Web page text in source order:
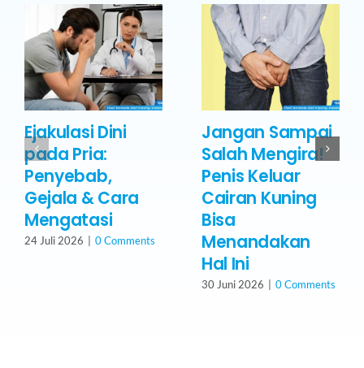
Ejakulasi Dini
pada Pria:
Penyebab,
Gejala & Cara
Mengatasi
24 Juli 2026 0 Comments
Jangan Sampai
Salah Mengira!
Penis Keluar
Cairan Kuning
Bisa
Menandakan
Hal Ini
30 Juni 2026 0 Comments